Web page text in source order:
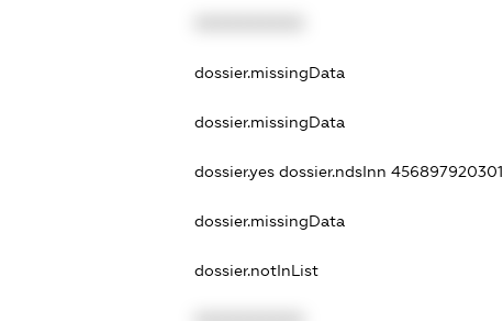
dossier.missingData
dossier.missingData
dossier.yes dossier.ndsInn 456897920301
dossier.missingData
dossier.notInList